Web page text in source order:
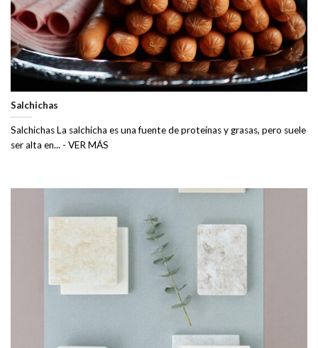
Salchichas
Salchichas La salchicha es una fuente de proteínas y grasas, pero suele
ser alta en... - VER MÁS